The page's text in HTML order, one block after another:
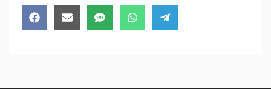
Share
on
FacebookShare
on
Email Share
on
SMS Share
on
WhatsAppShare
on